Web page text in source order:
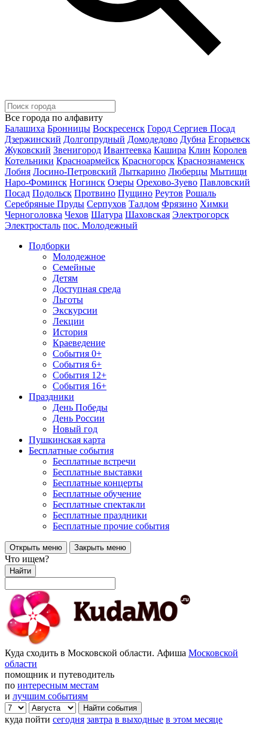
Все города по алфавиту
Балашиха Бронницы Воскресенск Город Сергиев Посад
Дзержинский Долгопрудный Домодедово Дубна Егорьевск
Жуковский Звенигород Ивантеевка Кашира Клин Королев
Котельники Красноармейск Красногорск Краснознаменск
Лобня Лосино-Петровский Лыткарино Люберцы Мытищи
Наро-Фоминск Ногинск Озеры Орехово-Зуево Павловский
Посад Подольск Протвино Пущино Реутов Рошаль
Серебряные Пруды Серпухов Талдом Фрязино Химки
Черноголовка Чехов Шатура Шаховская Электрогорск
Электросталь пос. Молодежный
Подборки
Молодежное
Семейные
Детям
Доступная среда
Льготы
Экскурсии
Лекции
История
Краеведение
События 0+
События 6+
События 12+
События 16+
Праздники
День Победы
День России
Новый год
Пушкинская карта
Бесплатные события
Бесплатные встречи
Бесплатные выставки
Бесплатные концерты
Бесплатные обучение
Бесплатные спектакли
Бесплатные праздники
Бесплатные прочие события
Открыть меню Закрыть меню
Что ищем?
Найти
Куда сходить в Московской области. Афиша Московской
области
помощник и путеводитель
по интересным местам
и лучшим событиям
куда пойти сегодня завтра в выходные в этом месяце